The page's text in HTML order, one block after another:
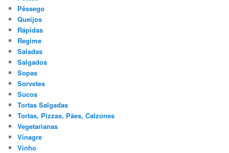
Pêssego
Queijos
Rápidas
Regime
Saladas
Salgados
Sopas
Sorvetes
Sucos
Tortas Salgadas
Tortas, Pizzas, Pães, Calzones
Vegetarianas
Vinagre
Vinho